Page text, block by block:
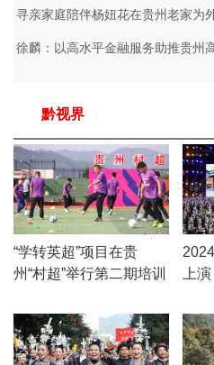
寻亲家庭陪伴杨妞花在贵州老家为
徐麟：以高水平金融服务助推贵州
黔视界
“学转英超”项目在贵
州“村超”举行第二期培训
上演